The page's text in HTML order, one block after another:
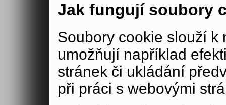
Jak fungují soubory
Soubory cookie slouží k
umožňují například
stránek či ukládání
při práci s webovými